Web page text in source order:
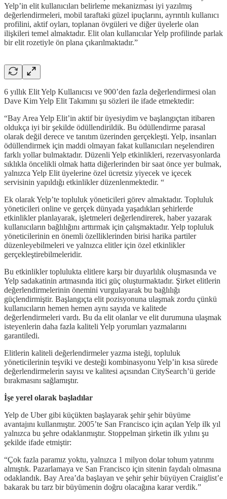
Yelp’in elit kullanıcıları belirleme mekanizması iyi yazılmış
değerlendirmeleri, mobil taraftaki güzel ipuçlarını, ayrıntılı kullanıcı
profilini, aktif oyları, toplanan övgüleri ve diğer üyelerle olan
ilişkileri temel almaktadır. Elit olan kullanıcılar Yelp profilinde parlak
bir elit rozetiyle ön plana çıkarılmaktadır.”
6 yıllık Elit Yelp Kullanıcısı ve 900’den fazla değerlendirmesi olan
Dave Kim Yelp Elit Takımını şu sözleri ile ifade etmektedir:
“Bay Area Yelp Elit’in aktif bir üyesiydim ve başlangıçtan itibaren
oldukça iyi bir şekilde ödüllendirildik. Bu ödüllendirme parasal
olarak değil derece ve tanıtım üzerinden gerçekleşti. Yelp, insanları
ödüllendirmek için maddi olmayan fakat kullanıcıları neşelendiren
farklı yollar bulmaktadır. Düzenli Yelp etkinlikleri, rezervasyonlarda
sıklıkla öncelikli olmak hatta diğerlerinden bir saat önce yer bulmak,
yalnızca Yelp Elit üyelerine özel ücretsiz yiyecek ve içecek
servisinin yapıldığı etkinlikler düzenlenmektedir. “
Ek olarak Yelp’te topluluk yöneticileri görev almaktadır. Topluluk
yöneticileri online ve gerçek dünyada yaşadıkları şehirlerde
etkinlikler planlayarak, işletmeleri değerlendirerek, haber yazarak
kullanıcıların bağlılığını arttırmak için çalışmaktadır. Yelp topluluk
yöneticilerinin en önemli özelliklerinden birisi harika partiler
düzenleyebilmeleri ve yalnızca elitler için özel etkinlikler
gerçekleştirebilmeleridir.
Bu etkinlikler toplulukta elitlere karşı bir duyarlılık oluşmasında ve
Yelp sadakatinin artmasında itici güç oluşturmaktadır. Şirket elitlerin
değerlendirmelerinin önemini vurgulayarak bu bağlılığı
güçlendirmiştir. Başlangıçta elit pozisyonuna ulaşmak zordu çünkü
kullanıcıların hemen hemen aynı sayıda ve kalitede
değerIendirmeleri vardı. Bu da elit olanlar ve elit durumuna ulaşmak
isteyenlerin daha fazla kaliteli Yelp yorumları yazmalarını
garantiledi.
Elitlerin kaliteli değerlendirmeler yazma isteği, topluluk
yöneticilerinin teşviki ve desteği kombinasyonu Yelp’in kısa sürede
değerlendirmelerin sayısı ve kalitesi açısından CitySearch’ü geride
bırakmasını sağlamıştır.
İşe yerel olarak başladılar
Yelp de Uber gibi küçükten başlayarak şehir şehir büyüme
avantajını kullanmıştır. 2005’te San Francisco için açılan Yelp ilk yıl
yalnızca bu şehre odaklanmıştır. Stoppelman şirketin ilk yılını şu
şekilde ifade etmiştir:
“Çok fazla paramız yoktu, yalnızca 1 milyon dolar tohum yatırımı
almıştık. Pazarlamaya ve San Francisco için sitenin faydalı olmasına
odaklandık. Bay Area’da başlayan ve şehir şehir büyüyen Craiglist’e
bakarak bu tarz bir büyümenin doğru olacağına karar verdik.”